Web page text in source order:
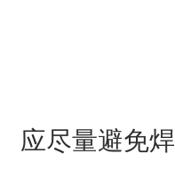
应尽量避免